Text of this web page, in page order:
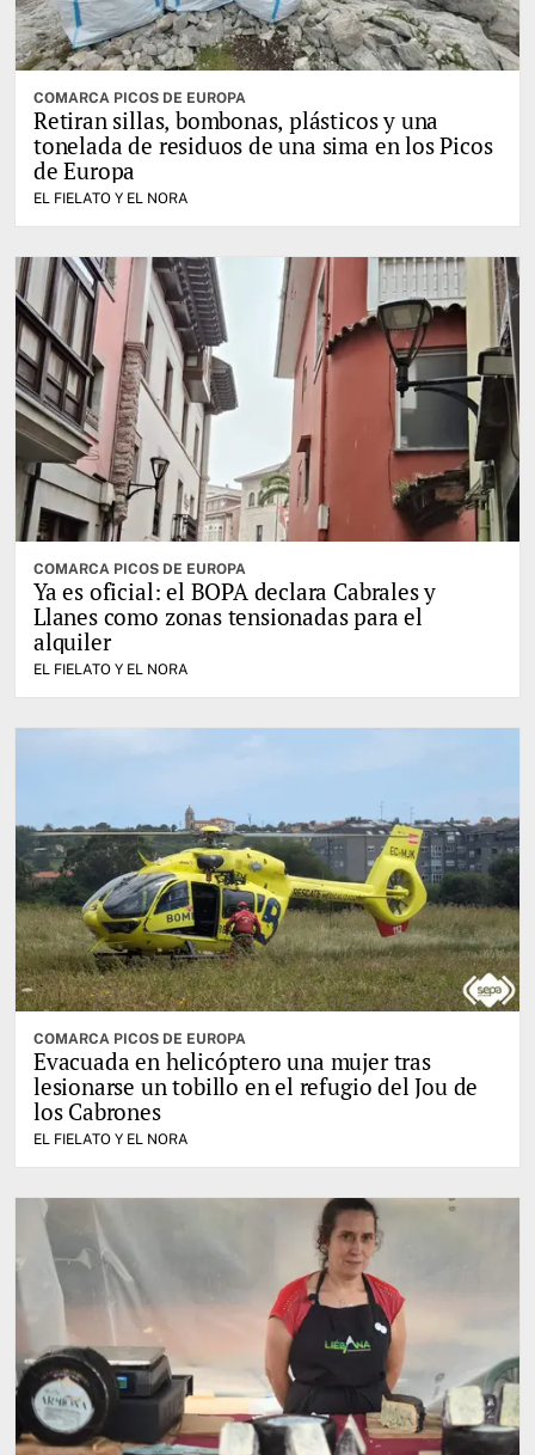
COMARCA PICOS DE EUROPA
Retiran sillas, bombonas, plásticos y una
tonelada de residuos de una sima en los Picos
de Europa
EL FIELATO Y EL NORA
COMARCA PICOS DE EUROPA
Ya es oficial: el BOPA declara Cabrales y
Llanes como zonas tensionadas para el
alquiler
EL FIELATO Y EL NORA
COMARCA PICOS DE EUROPA
Evacuada en helicóptero una mujer tras
lesionarse un tobillo en el refugio del Jou de
los Cabrones
EL FIELATO Y EL NORA